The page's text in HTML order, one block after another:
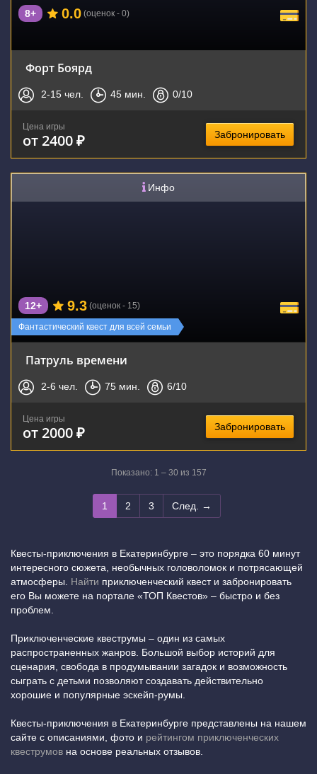
8+ 0.0 (оценок - 0)
Форт Боярд
2-15 чел. 45 мин. 0/10
Цена игры
от 2400 ₽ Забронировать
Инфо
Фантастический квест для всей семьи
12+ 9.3 (оценок - 15)
Патруль времени
2-6 чел. 75 мин. 6/10
Цена игры
от 2000 ₽ Забронировать
Показано: 1 – 30 из 157
1 2 3 След. →
Квесты-приключения в Екатеринбурге – это порядка 60 минут
интересного сюжета, необычных головоломок и потрясающей
атмосферы. Найти приключенческий квест и забронировать
его Вы можете на портале «ТОП Квестов» – быстро и без
проблем.
Приключенческие квеструмы – один из самых
распространенных жанров. Большой выбор историй для
сценария, свобода в продумывании загадок и возможность
сыграть с детьми позволяют создавать действительно
хорошие и популярные эскейп-румы.
Квесты-приключения в Екатеринбурге представлены на нашем
сайте с описаниями, фото и рейтингом приключенческих
квеструмов на основе реальных отзывов.